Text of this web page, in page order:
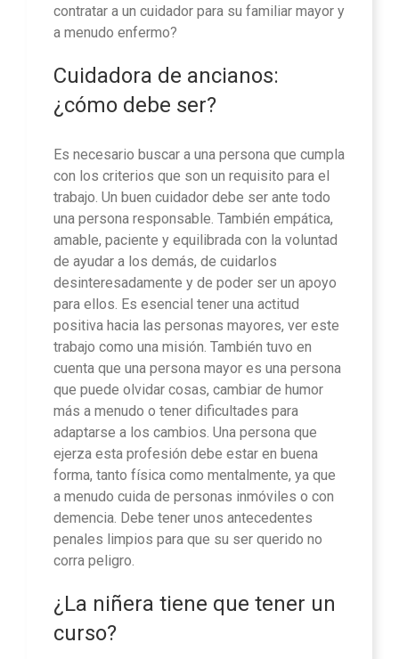
contratar a un cuidador para su familiar mayor y
a menudo enfermo?
Cuidadora de ancianos:
¿cómo debe ser?
Es necesario buscar a una persona que cumpla
con los criterios que son un requisito para el
trabajo. Un buen cuidador debe ser ante todo
una persona responsable. También empática,
amable, paciente y equilibrada con la voluntad
de ayudar a los demás, de cuidarlos
desinteresadamente y de poder ser un apoyo
para ellos. Es esencial tener una actitud
positiva hacia las personas mayores, ver este
trabajo como una misión. También tuvo en
cuenta que una persona mayor es una persona
que puede olvidar cosas, cambiar de humor
más a menudo o tener dificultades para
adaptarse a los cambios. Una persona que
ejerza esta profesión debe estar en buena
forma, tanto física como mentalmente, ya que
a menudo cuida de personas inmóviles o con
demencia. Debe tener unos antecedentes
penales limpios para que su ser querido no
corra peligro.
¿La niñera tiene que tener un
curso?